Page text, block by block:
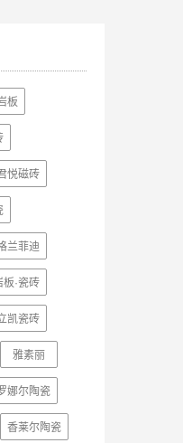
板
悦磁砖
兰菲迪
·瓷砖
凯瓷砖
雅素丽
娜尔陶瓷
香莱尔陶瓷